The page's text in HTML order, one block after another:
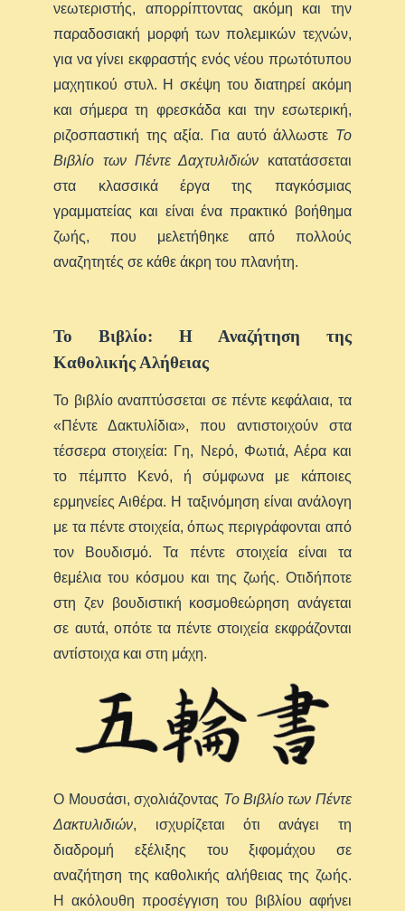
νεωτεριστής, απορρίπτοντας ακόμη και την
παραδοσιακή μορφή των πολεμικών τεχνών,
για να γίνει εκφραστής ενός νέου πρωτότυπου
μαχητικού στυλ. Η σκέψη του διατηρεί ακόμη
και σήμερα τη φρεσκάδα και την εσωτερική,
ριζοσπαστική της αξία. Για αυτό άλλωστε Το
Βιβλίο των Πέντε Δαχτυλιδιών κατατάσσεται
στα κλασσικά έργα της παγκόσμιας
γραμματείας και είναι ένα πρακτικό βοήθημα
ζωής, που μελετήθηκε από πολλούς
αναζητητές σε κάθε άκρη του πλανήτη.
Το Βιβλίο: Η Αναζήτηση της
Καθολικής Αλήθειας
Το βιβλίο αναπτύσσεται σε πέντε κεφάλαια, τα
«Πέντε Δακτυλίδια», που αντιστοιχούν στα
τέσσερα στοιχεία: Γη, Νερό, Φωτιά, Αέρα και
το πέμπτο Κενό, ή σύμφωνα με κάποιες
ερμηνείες Αιθέρα. Η ταξινόμηση είναι ανάλογη
με τα πέντε στοιχεία, όπως περιγράφονται από
τον Βουδισμό. Τα πέντε στοιχεία είναι τα
θεμέλια του κόσμου και της ζωής. Οτιδήποτε
στη ζεν βουδιστική κοσμοθεώρηση ανάγεται
σε αυτά, οπότε τα πέντε στοιχεία εκφράζονται
αντίστοιχα και στη μάχη.
Ο Μουσάσι, σχολιάζοντας Το Βιβλίο των Πέντε
Δακτυλιδιών, ισχυρίζεται ότι ανάγει τη
διαδρομή εξέλιξης του ξιφομάχου σε
αναζήτηση της καθολικής αλήθειας της ζωής.
Η ακόλουθη προσέγγιση του βιβλίου αφήνει